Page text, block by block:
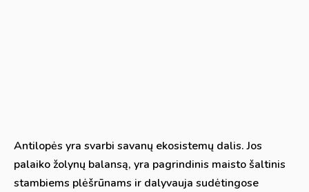
Antilopės yra svarbi savanų ekosistemų dalis. Jos
palaiko žolynų balansą, yra pagrindinis maisto šaltinis
stambiems plėšrūnams ir dalyvauja sudėtingose